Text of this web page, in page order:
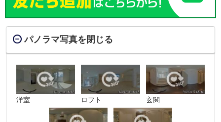
パノラマ写真を閉じる
洋室 ロフト 玄関